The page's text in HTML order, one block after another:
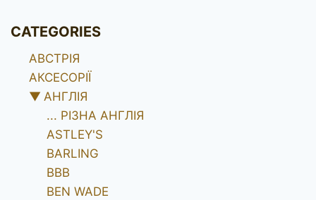
CATEGORIES
АВСТРІЯ
АКСЕСОРІЇ
▼ АНГЛІЯ
... РІЗНА АНГЛІЯ
ASTLEY'S
BARLING
BBB
BEN WADE